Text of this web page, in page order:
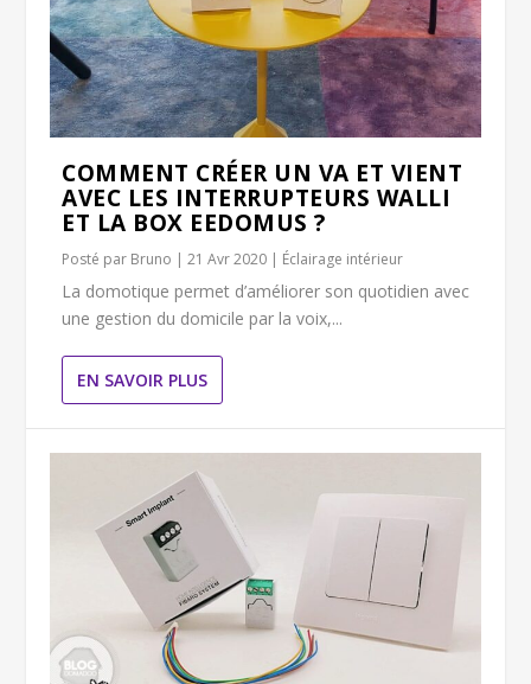
COMMENT CRÉER UN VA ET VIENT
AVEC LES INTERRUPTEURS WALLI
ET LA BOX EEDOMUS ?
Posté par Bruno |21 Avr 2020 | Éclairage intérieur
La domotique permet d’améliorer son quotidien avec
une gestion du domicile par la voix,...
EN SAVOIR PLUS